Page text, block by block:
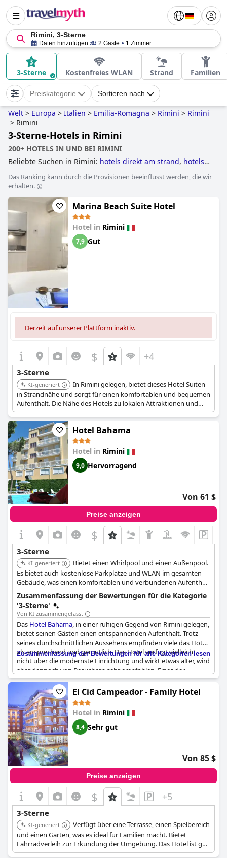
Rimini, 3-Sterne
Daten hinzufügen 2 Gäste 1 Zimmer
3-Sterne Kostenfreies WLAN Strand Familien
Preiskategorie Sortieren nach
Welt > Europa > Italien > Emilia-Romagna > Rimini > Rimini
> Rimini
3-Sterne-Hotels in Rimini
200+ HOTELS IN UND BEI RIMINI
Beliebte Suchen in Rimini: hotels direkt am strand, hotels
pool,4-sterne-hotels, familienhotels andgünstige hotels.
Das Ranking kann durch die Provisionen beeinflusst werden, die wir
erhalten.
Marina Beach Suite Hotel
Hotel in Rimini
7,9 Gut
Derzeit auf unserer Plattform inaktiv.
$ +4
3-Sterne
KI-generiert
In Rimini gelegen, bietet dieses Hotel Suiten
in Strandnähe und sorgt für einen komfortablen und bequemen
Aufenthalt. Die Nähe des Hotels zu lokalen Attraktionen und
Annehmlichkeiten trägt zu seiner Attraktivität bei.
Hotel Bahama
Hotel in Rimini
9,0 Hervorragend
Von 61 $
Preise anzeigen
$
3-Sterne
KI-generiert
Bietet einen Whirlpool und einen Außenpool.
Es bietet auch kostenlose Parkplätze und WLAN im gesamten
Gebäude, was einen komfortablen und verbundenen Aufenthalt
gewährleistet. Bekannt für exzellenten Service und Sauberkeit.
Zusammenfassung der Bewertungen für die Kategorie
'3-Sterne'
Von KI zusammengefasst
Das Hotel Bahama, in einer ruhigen Gegend von Rimini gelegen,
bietet seinen Gästen einen entspannenden Aufenthalt. Trotz
seines durchschnittlichen Aussehens empfinden viele das Hotel
als ansprechend und gemütlich. Das Hotel verfügt vielleicht
nicht über die modernste Einrichtung und wirkt etwas älter, wird
aber dennoch von Besuchern sehr empfohlen. Eines der
herausragenden Merkmale ist das Frühstück, das als das beste
in einem 3-Sterne-Hotel bezeichnet wird und sogar ähnliche
Einrichtungen übertrifft.
Gäste empfinden das Preis-Leistungs-Verhältnis im Allgemeinen
als zufriedenstellend und stimmen darin überein, dass es
schwierig ist, ein besseres 3-Sterne-Hotel für das Geld in Italien
zu finden. Auch wenn es nicht perfekt ist, machen seine
Einfachheit, sein Komfort und das ausgezeichnete Frühstück
dasHotel Bahama
zu einer guten Wahl für Reisende, die einen
erholsamen und preiswerten Aufenthalt suchen.
Zusammenfassung der Bewertungen für alle Kategorien lesen
El Cid Campeador - Family Hotel
Hotel in Rimini
8,4 Sehr gut
Von 85 $
Preise anzeigen
$ +5
3-Sterne
KI-generiert
Verfügt über eine Terrasse, einen Spielbereich
und einen Garten, was es ideal für Familien macht. Bietet
Fahrradverleih zur Erkundung der Umgebung. Das Hotel ist gut
gepflegt und bietet eine einladende Atmosphäre.